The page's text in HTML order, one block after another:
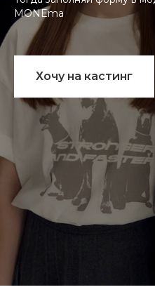
MONEma
Хочу на кастинг